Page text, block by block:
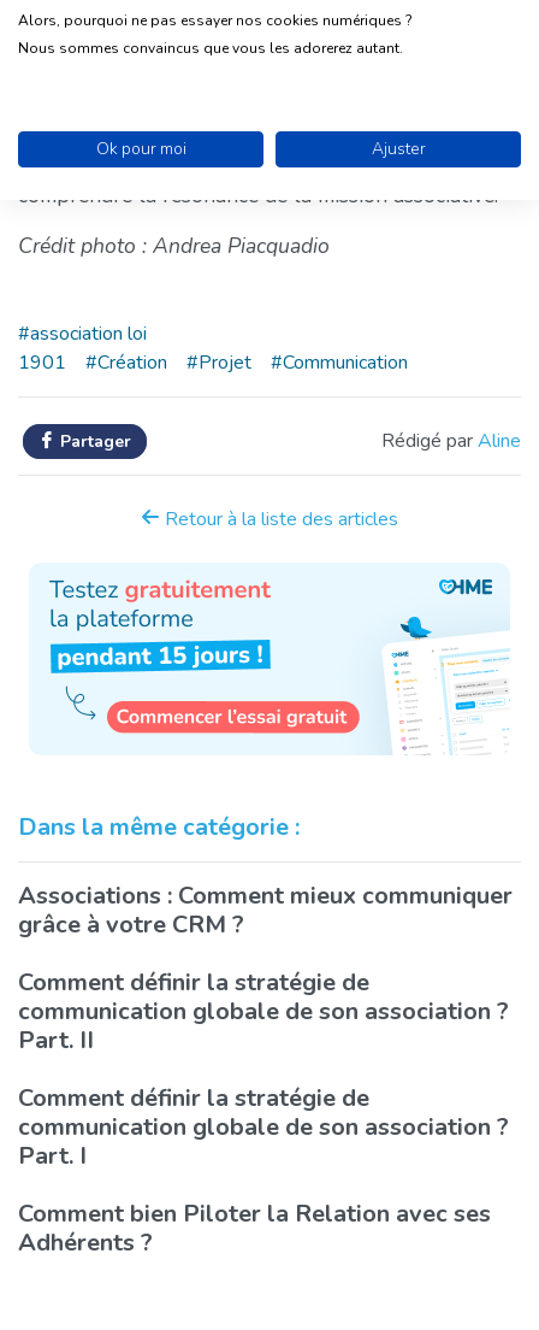
Vous l’aurez compris, la phase de définition du projet
exercice qui permettra à votre équipe, à vos
membres et à vos sympathisants de mieux
comprendre la résonance de la mission associative.
Crédit photo : Andrea Piacquadio
#association loi
1901
#Création #Projet #Communication
Partager Rédigé parAline
Retour à la liste des articles
Dans la même catégorie :
Associations : Comment mieux communiquer
grâce à votre CRM ?
Comment définir la stratégie de
communication globale de son association ?
Part. II
Comment définir la stratégie de
communication globale de son association ?
Part. I
Comment bien Piloter la Relation avec ses
Adhérents ?
Alors, pourquoi ne pas essayer nos cookies numériques ?
Nous sommes convaincus que vous les adorerez autant.
Ok pour moi Ajuster